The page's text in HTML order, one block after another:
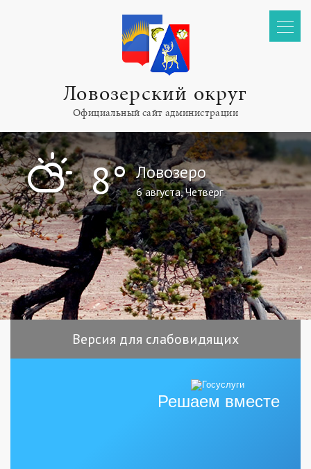
Ловозерский округ
Официальный сайт администрации
" 8° Ловозеро
6 августа, Четверг
Версия для слабовидящих
Решаем вместе